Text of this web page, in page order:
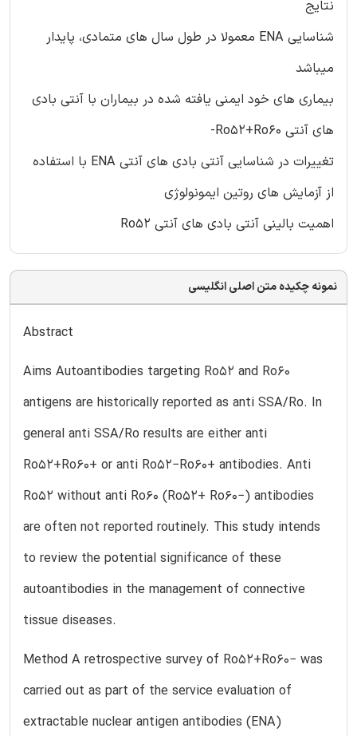
نتایج
شناسایی ENA معمولا در طول سال های متمادی، پایدار
میباشد
بیماری های خود ایمنی یافته شده در بیماران با آنتی بادی
های آنتی Ro52+Ro60-
تغییرات در شناسایی آنتی بادی های آنتی ENA با استفاده
از آزمایش های روتین ایمونولوژی
اهمیت بالینی آنتی بادی های آنتی Ro52
نمونه چکیده متن اصلی انگلیسی
Abstract
Aims Autoantibodies targeting Ro52 and Ro60
antigens are historically reported as anti SSA/Ro. In
general anti SSA/Ro results are either anti
Ro52+Ro60+ or anti Ro52−Ro60+ antibodies. Anti
Ro52 without anti Ro60 (Ro52+ Ro60−) antibodies
are often not reported routinely. This study intends
to review the potential significance of these
autoantibodies in the management of connective
tissue diseases.
Method A retrospective survey of Ro52+Ro60− was
carried out as part of the service evaluation of
extractable nuclear antigen antibodies (ENA)